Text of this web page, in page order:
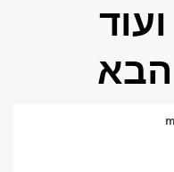
הבא